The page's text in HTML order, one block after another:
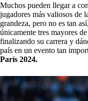
Muchos pueden llegar a
jugadores más valiosos de
grandeza, pero no es tan
únicamente tres mayores
finalizando su carrera y
país en un evento tan
París 2024.